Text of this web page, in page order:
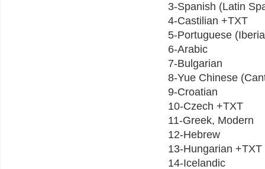
3-Spanish (Latin
4-Castilian +TXT
5-Portuguese
6-Arabic
7-Bulgarian
8-Yue Chinese
9-Croatian
10-Czech +TXT
11-Greek, Modern
12-Hebrew
13-Hungarian +TXT
14-Icelandic